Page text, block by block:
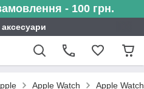
- 100 грн.
Apple Watch Apple